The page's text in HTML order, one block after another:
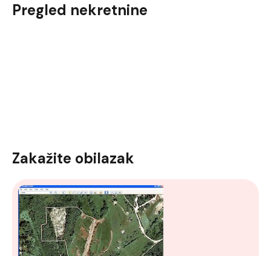
Pregled nekretnine
Zakažite obilazak